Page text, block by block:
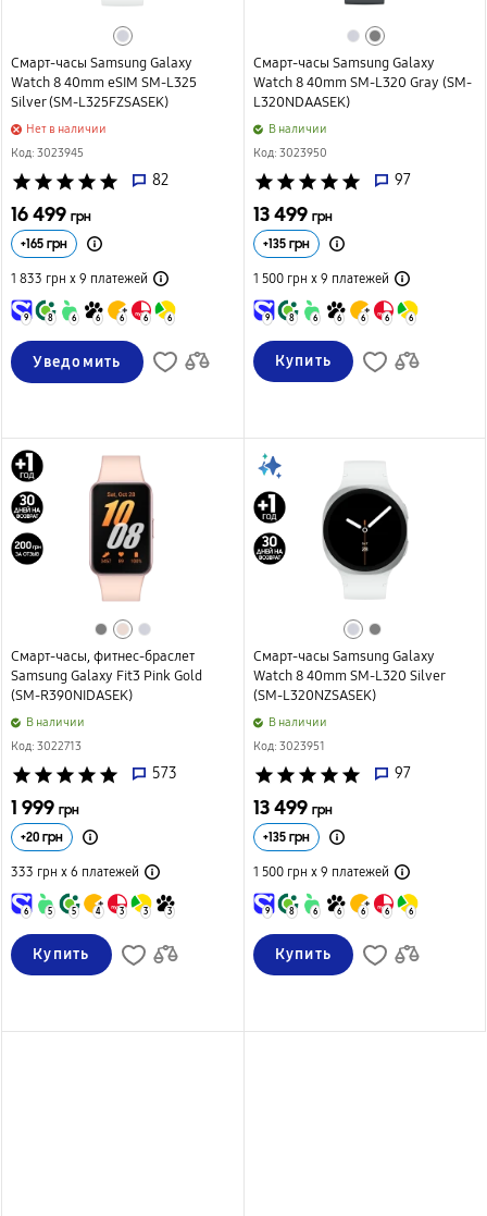
Смарт-часы Samsung Galaxy
Watch 8 40mm eSIM SM-L325
Silver (SM-L325FZSASEK)
Нет в наличии
Код: 3023945
star star star star star 82
16 499 грн
+165 грн
1 833 грн х 9 платежей
9 8 6 6 6 6 6
Уведомить
Смарт-часы Samsung Galaxy
Watch 8 40mm SM-L320 Gray (SM-
L320NDAASEK)
B наличии
Код: 3023950
star star star star star 97
13 499 грн
+135грн
1 500 грн х 9 платежей
9 8 6 6 6 6 6
Купить
Смарт-часы, фитнес-браслет
Samsung Galaxy Fit3 Pink Gold
(SM-R390NIDASEK)
B наличии
Код: 3022713
star star star star star 573
1 999 грн
+20 грн
333 грн х 6 платежей
6 5 5 4 3 3 3
Купить
Смарт-часы Samsung Galaxy
Watch 8 40mm SM-L320 Silver
(SM-L320NZSASEK)
B наличии
Код: 3023951
star star star star star 97
13 499 грн
+135грн
1 500 грн х 9 платежей
9 8 6 6 6 6 6
Купить